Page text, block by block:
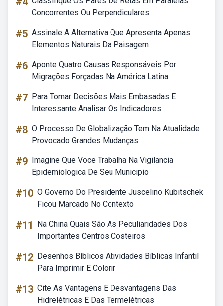
Concorrentes Ou Perpendiculares
#5 Assinale A Alternativa Que Apresenta Apenas
Elementos Naturais Da Paisagem
#6 Aponte Quatro Causas Responsáveis Por
Migrações Forçadas Na América Latina
#7 Para Tomar Decisões Mais Embasadas E
Interessante Analisar Os Indicadores
#8 O Processo De Globalização Tem Na Atualidade
Provocado Grandes Mudanças
#9 Imagine Que Voce Trabalha Na Vigilancia
Epidemiologica De Seu Municipio
#10 O Governo Do Presidente Juscelino Kubitschek
Ficou Marcado No Contexto
#11
Na China Quais São As Peculiaridades Dos
Importantes Centros Costeiros
#12 Desenhos Bíblicos Atividades Bíblicas Infantil
Para Imprimir E Colorir
#13 Cite As Vantagens E Desvantagens Das
Hidrelétricas E Das Termelétricas